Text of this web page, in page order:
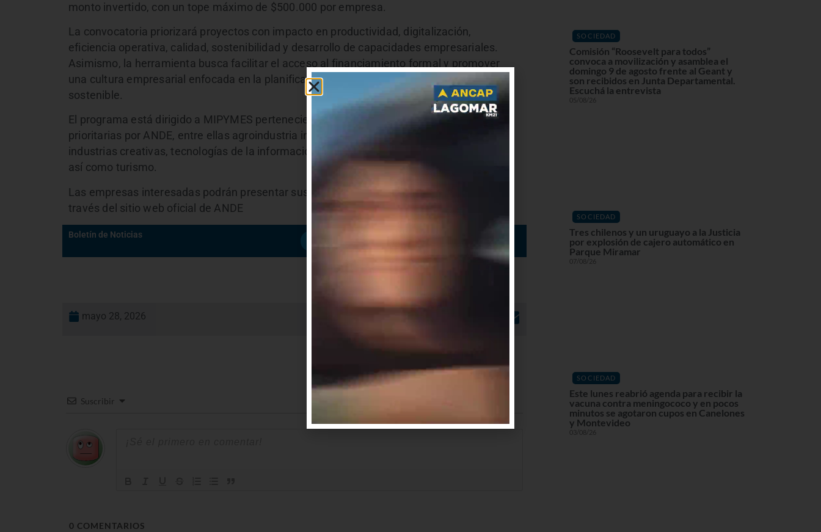
monto invertido, con un tope máximo de $500.000 por empresa.
La convocatoria priorizará proyectos con impacto en productividad, digitalización,
eficiencia operativa, calidad, sostenibilidad y desarrollo de capacidades empresariales.
Asimismo, la herramienta busca facilitar el acceso al financiamiento formal y promover
una cultura empresarial enfocada en la planificación, la innovación y el crecimiento
sostenible.
El programa está dirigido a MIPYMES pertenecientes a cadenas de valor consideradas
prioritarias por ANDE, entre ellas agroindustria inteligente, ciencias de la vida, logística,
industrias creativas, tecnologías de la información y servicios intensivos en conocimiento,
así como turismo.
Las empresas interesadas podrán presentar sus propuestas hasta el 10 de julio de 2026 a
través del sitio web oficial de ANDE
Boletín de Noticias
mayo 28, 2026
Suscribir
0 COMENTARIOS
SOCIEDAD
Comisión “Roosevelt para todos”
convoca a movilización y asamblea el
domingo 9 de agosto frente al Geant y
son recibidos en Junta Departamental.
Escuchá la entrevista
05/08/26
SOCIEDAD
Tres chilenos y un uruguayo a la Justicia
por explosión de cajero automático en
Parque Miramar
07/08/26
SOCIEDAD
Este lunes reabrió agenda para recibir la
vacuna contra meningococo y en pocos
minutos se agotaron cupos en Canelones
y Montevideo
03/08/26